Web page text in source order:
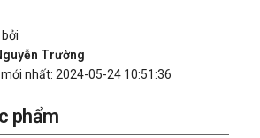
Trường
nhất: 2024-05-24 10:51:36
phẩm